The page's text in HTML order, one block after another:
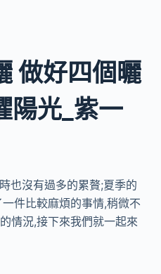
做好四個曬
陽光_紫一
也沒有過多的累贅;夏季的
件比較麻煩的事情,稍微不
情況,接下來我們就一起來